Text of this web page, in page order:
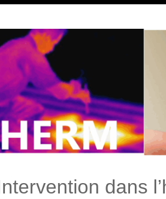
dans